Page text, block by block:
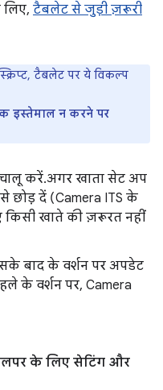
टैबलेट से जुड़ी ज़रूरी
टैबलेट पर ये विकल्प
इस्तेमाल न करने पर
करें. अगर खाता सेट अप
छोड़ दें (Camera ITS के
खाते की ज़रूरत नहीं
बाद के वर्शन पर अपडेट
के वर्शन पर, Camera
के लिए सेटिंग और